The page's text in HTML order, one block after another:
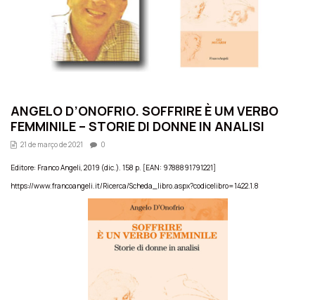
ANGELO D’ONOFRIO. SOFFRIRE È UM VERBO
FEMMINILE – STORIE DI DONNE IN ANALISI
21 de março de 2021 0
Editore: Franco Angeli, 2019 (dic.). 158 p. [EAN: 9788891791221]
https://www.francoangeli.it/Ricerca/Scheda_libro.aspx?codicelibro=1422.1.8